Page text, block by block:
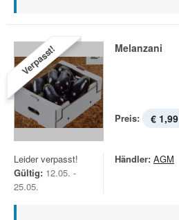
Verpasst! Melanzani
Preis: € 1,99
Leider verpasst!
Gültig: 12.05. -
25.05.
Händler: AGM